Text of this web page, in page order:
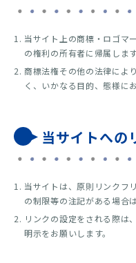
当サイト上の商標・ロゴマ
の権利の所有者に帰属します
商標法権その他の法律によ
く、いかなる目的、態様に
当サイトへの
当サイトは、原則リンクフ
の制限等の注記がある場合
リンクの設定をされる際は
明示をお願いします。